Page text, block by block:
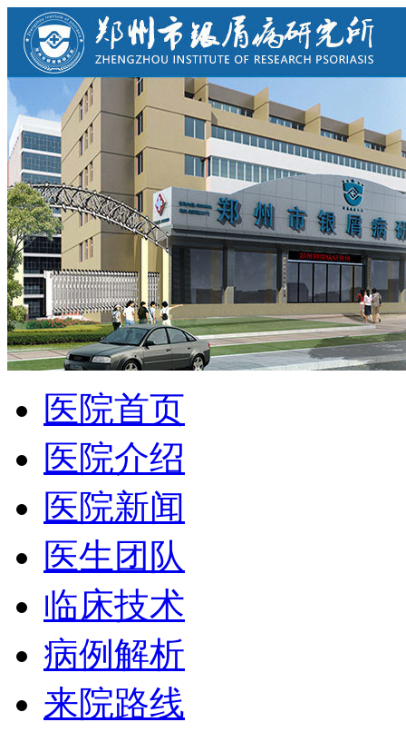
医院首页
医院介绍
医院新闻
医生团队
临床技术
病例解析
来院路线